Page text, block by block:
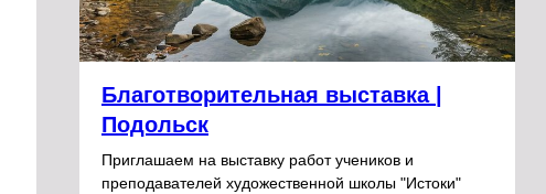
Благотворительная выставка |
Подольск
Приглашаем на выставку работ учеников и
преподавателей художественной школы "Истоки"